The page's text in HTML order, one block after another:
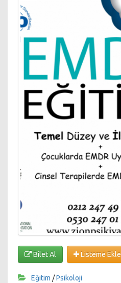
Bilet Al Listeme Ekle
Eğitim /Psikoloji